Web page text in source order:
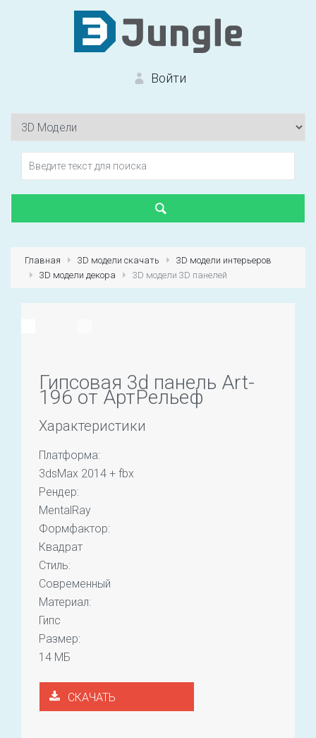
Войти
Первый раз?
Главная 3D модели скачать
3D модели интерьеров
3D модели декора
3D модели 3D панелей
Гипсовая 3d панель Art-
196 от АртРельеф
Характеристики
Платформа:
3dsMax 2014 + fbx
Рендер:
MentalRay
Формфактор:
Квадрат
Стиль:
Современный
Материал:
Гипс
Размер:
14 МБ
СКАЧАТЬ